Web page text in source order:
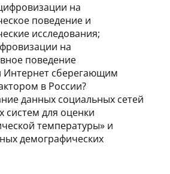
на
поведение и
исследования;
на
поведение
Интернет сберегающим
в России?
данных социальных сетей
систем для оценки
температуры» и
демографических